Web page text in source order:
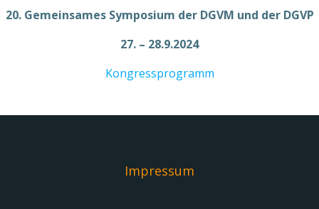
20. Gemeinsames Symposium der DGVM und der DGVP
27. – 28.9.2024
Kongressprogramm
Impressum